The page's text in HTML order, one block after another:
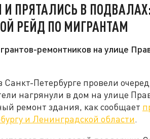
ПРЯТАЛИСЬ В ПОДВАЛАХ:
РЕЙД ПО МИГРАНТАМ
ремонтников на улице
Петербурге провели
нагрянули в дом на улице
ремонт здания, как сообщает
и Ленинградской области.